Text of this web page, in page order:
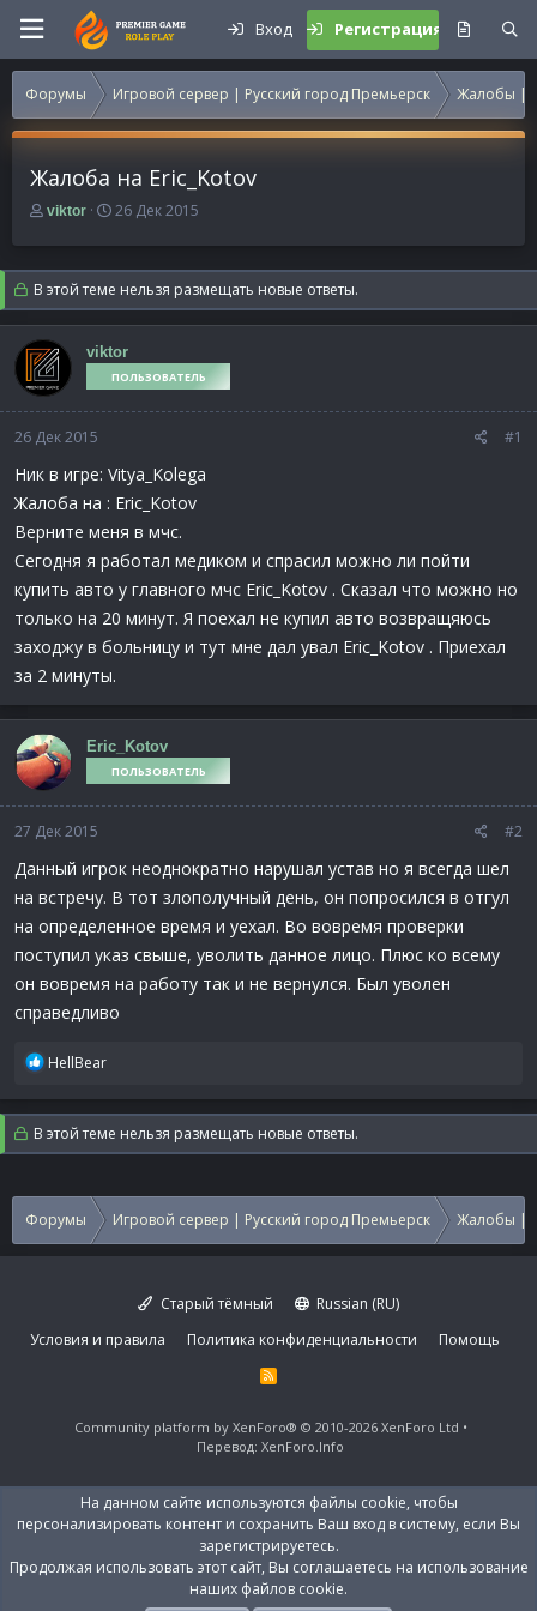
Вход Регистрация
Форумы Игровой сервер | Русский город Премьерск Жалобы |
Жалоба на Eric_Kotov
А
т
о
р
т
е
м
ы
viktor
Д
т
а
н
а
а
л
26 Дек 2015
В этой теме нельзя размещать новые ответы.
viktor
ПОЛЬЗОВАТЕЛЬ
26 Дек 2015 #1
Ник в игре: Vitya_Kolega
Жалоба на : Eric_Kotov
Верните меня в мчс.
Сегодня я работал медиком и спрасил можно ли пойти
купить авто у главного мчс Eric_Kotov . Сказал что можно но
только на 20 минут. Я поехал не купил авто возвращяюсь
заходжу в больницу и тут мне дал увал Eric_Kotov . Приехал
за 2 минуты.
Eric_Kotov
ПОЛЬЗОВАТЕЛЬ
27 Дек 2015 #2
Данный игрок неоднократно нарушал устав но я всегда шел
на встречу. В тот злополучный день, он попросился в отгул
на определенное время и уехал. Во вовремя проверки
поступил указ свыше, уволить данное лицо. Плюс ко всему
он вовремя на работу так и не вернулся. Был уволен
справедливо
Р
а
к
ц
:
HellBear
В этой теме нельзя размещать новые ответы.
Форумы Игровой сервер | Русский город Премьерск Жалобы |
Старый тёмный
Russian (RU)
Условия и правила
Политика конфиденциальности Помощь
R
S
Community platform by XenForo® © 2010-2026 XenForo Ltd
Перевод: XenForo.Info